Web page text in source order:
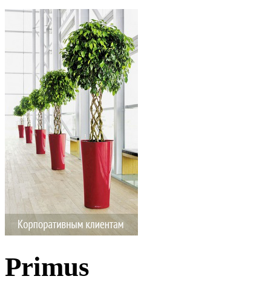
Primus